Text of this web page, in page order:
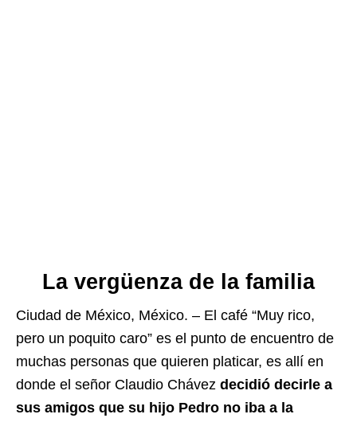
La vergüenza de la familia
Ciudad de México, México. – El café “Muy rico,
pero un poquito caro” es el punto de encuentro de
muchas personas que quieren platicar, es allí en
donde el señor Claudio Chávez decidió decirle a
sus amigos que su hijo Pedro no iba a la